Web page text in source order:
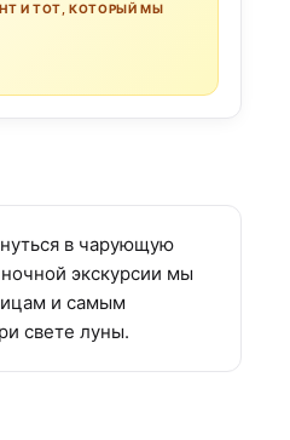
И ТОТ, КОТОРЫЙ МЫ
в чарующую
экскурсии мы
и самым
свете луны.